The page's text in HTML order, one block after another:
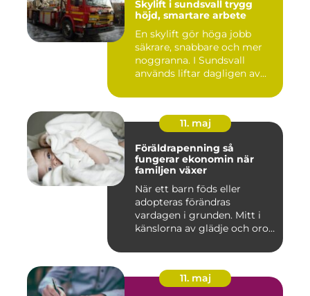
Skylift i sundsvall trygg
höjd, smartare arbete
En skylift gör höga jobb
säkrare, snabbare och mer
noggranna. I Sundsvall
används liftar dagligen av...
11. maj
Föräldrapenning så
fungerar ekonomin när
familjen växer
När ett barn föds eller
adopteras förändras
vardagen i grunden. Mitt i
känslorna av glädje och oro
11. maj